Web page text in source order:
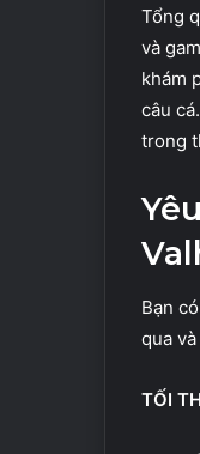
Tổng
và
khám
câu
trong
Bạn
qua
TỐI